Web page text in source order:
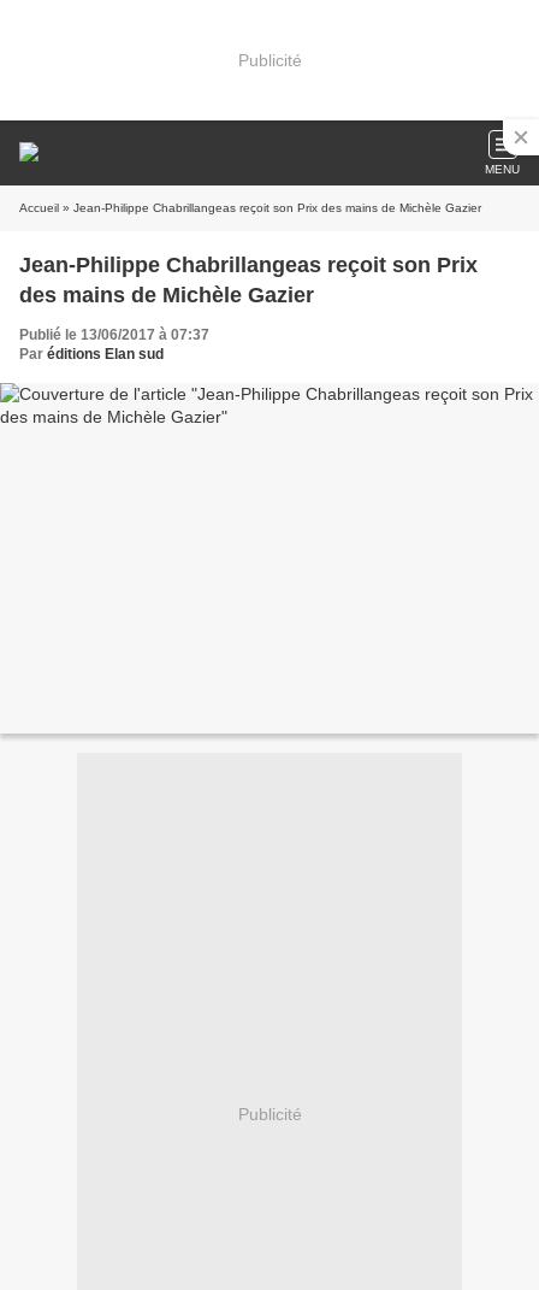
Publicité
MENU
Accueil » Jean-Philippe Chabrillangeas reçoit son Prix des mains de Michèle Gazier
Jean-Philippe Chabrillangeas reçoit son Prix
des mains de Michèle Gazier
Publié le 13/06/2017 à 07:37
Par éditions Elan sud
Publicité